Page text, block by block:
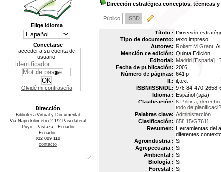
Dirección estratégica conceptos, técnicas
Público ISBD
Título : Dirección
Tipo de documento: texto impreso
Autores: Robert M Grant ,
Mención de edición: Quinta Ediciòn
Editorial: Madrid [España] :
Fecha de publicación: 2006
Número de páginas: 641 p
Il.: il,text
ISBN/ISSN/DL: 978-84-470-2658-
Idioma : Español (spa)
Clasificación: 6 Politica,
todo de
Palabras clave: Administarción
Clasificación: 658.15/G7611
Resumen: Herramientas del
diferentes
Agroindustria : Si
Agropecuaria : Si
Ambiental : Si
Biología : Si
Forestal : Si
Elige idioma
Conectarse
acceder a su cuenta de
usuario
Olvidé mi contraseña
Dirección
Biblioteca Virtual y Documental
Via Napo kilometro 2 1/2 Paso lateral
Puyo - Pastaza - Ecuador
Ecuador
032 889 118
contacto